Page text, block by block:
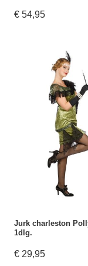
€ 54,95
Jurk charleston
1dlg.
€ 29,95